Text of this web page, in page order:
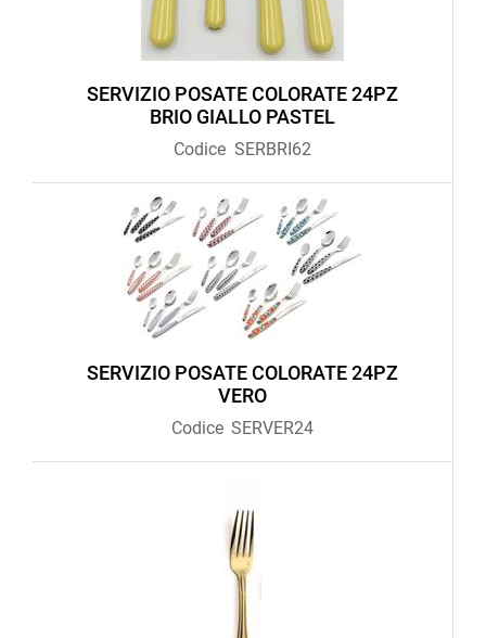
SERVIZIO POSATE COLORATE 24PZ
BRIO GIALLO PASTEL
Codice SERBRI62
SERVIZIO POSATE COLORATE 24PZ
VERO
Codice SERVER24